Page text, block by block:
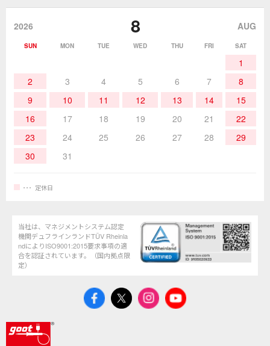
作業環境／材料
該非説明発行の申込み
2026 8 AUG
SUN MON TUE WED THU FRI SAT
1
2
3 4 5 6 7
8
9
10 11 12 13 14
15
16
17 18 19 20 21
22
23
24 25 26 27 28
29
30
31
定休日
当社は、マネジメントシステム認定
機関デュフラインランドTÜV Rheinla
ndによりISO9001:2015要求事項の適
合を認証されています。（国内拠点限
定）